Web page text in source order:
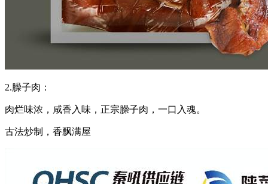
2.臊子肉：
肉烂味浓，咸香入味，正宗臊子肉，一口入魂。
古法炒制，香飘满屋